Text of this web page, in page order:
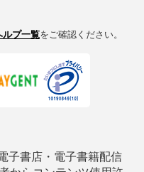
ルプ一覧をご確認ください。
子書店・電子書籍配信